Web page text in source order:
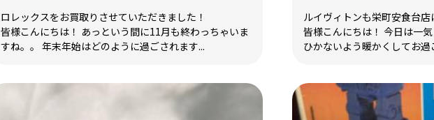
ロレックスをお買取りさせていただきました！
皆様こんにちは！ あっという間に11月も終わっちゃいま
すね。。 年末年始はどのように過ごされます...
ルイヴィトンも栄町安食台
皆様こんにちは！ 今日は一
ひかないよう暖かくしてお過